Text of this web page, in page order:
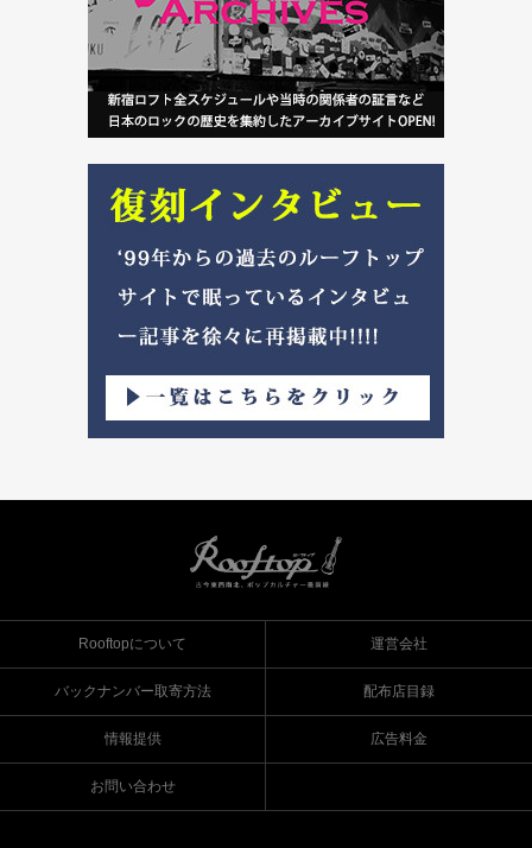
Rooftopについて 運営会社
バックナンバー取寄方法 配布店目録
情報提供 広告料金
お問い合わせ